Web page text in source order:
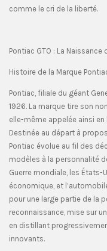
comme le cri de la liberté.
Pontiac GTO : La Naissance
Histoire de la Marque
Pontiac, filiale du géant
1926. La marque tire son
elle-même appelée ainsi
Destinée au départ à
Pontiac évolue au fil des
modèles à la personnalité
Guerre mondiale, les États-
économique, et
pour une large partie de la
reconnaissance, mise sur
en distillant
innovants.